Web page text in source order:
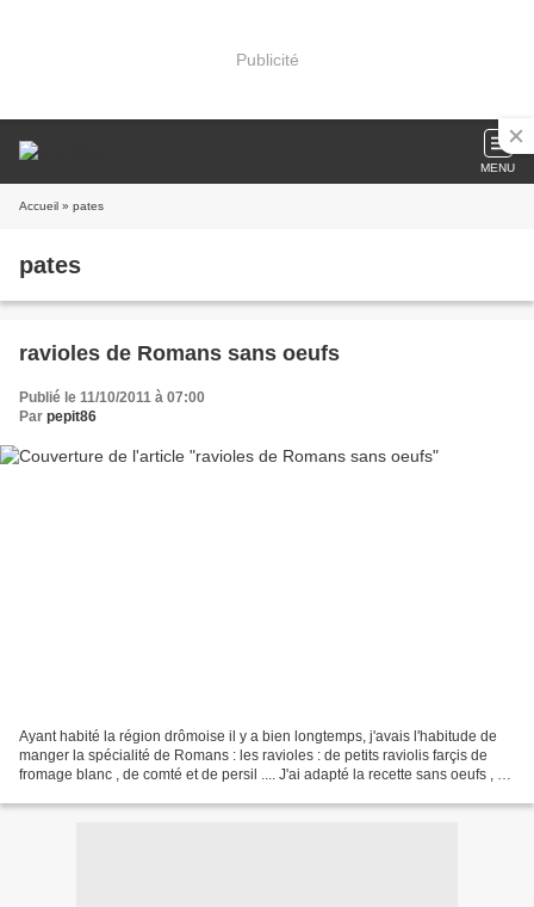
Publicité
MENU
Accueil » pates
pates
ravioles de Romans sans oeufs
Publié le 11/10/2011 à 07:00
Par pepit86
Ayant habité la région drômoise il y a bien longtemps, j'avais l'habitude de
manger la spécialité de Romans : les ravioles : de petits raviolis farçis de
fromage blanc , de comté et de persil .... J'ai adapté la recette sans oeufs , et